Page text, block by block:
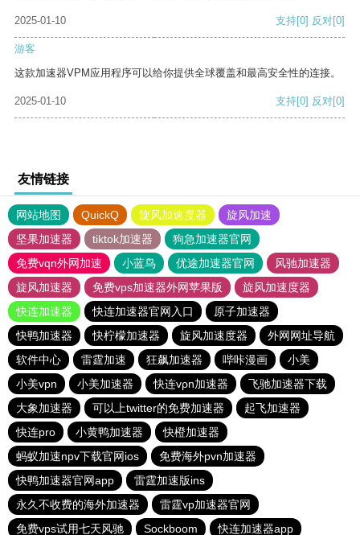
2025-01-10 支持[0] 反对[0]
游客
这款加速器VPM应用程序可以给你提供全球覆盖和最高安全性的连接。
2025-01-10 支持[0] 反对[0]
友情链接
网站地图 QuickQ 旋风加速度器
旋风加速
坚果加速器
tiktok加速器
狗急加速器官网
免费vqn外网加速
小蓝鸟 优途加速器官网
风驰加速器
旋风加速器
免费vps加速器外网苹果版
旋风加速度器
快连加速器
快连加速器官网入口
原子加速器
快鸭加速器
快柠檬加速器 旋风加速度器
外网网址导航
软件中心
雷霆加速 狂飙加速器 哔咔漫画
小美
小美vpn
小美加速器 快连vρn加速器
飞驰加速器下载
大象加速器
可以上twitter的免费加速器
起飞加速器
快连pro
小黄鸭加速器
快橙加速器
蚂蚁加速npv下载官网ios
免费海外pvn加速器
快鸭加速器官网app
雷霆加速版ins
永久不收费的海外加速器
雷霆vp加速器官网
免费vps试用七天风驰
Sockboom 快连加速器app